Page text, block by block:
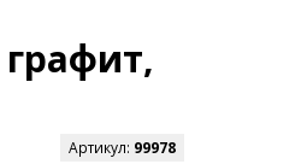
Артикул: 99978